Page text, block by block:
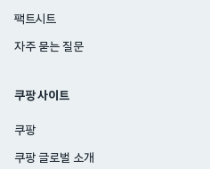
팩트시트
자주 묻는 질문
쿠팡 사이트
쿠팡
쿠팡 글로벌 소개